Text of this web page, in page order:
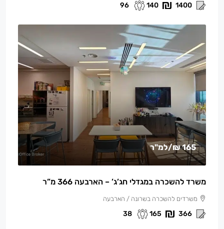
1400
140
96
165 ₪ /למ"ר
משרד להשכרה במגדלי חג’ג’ – הארבעה 366 מ”ר
משרדים להשכרה בשרונה / הארבעה
366
165
38